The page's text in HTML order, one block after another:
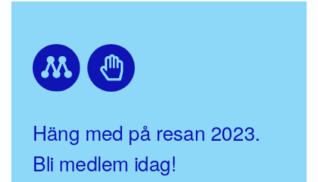
Häng med på resan 2023.
Bli medlem idag!